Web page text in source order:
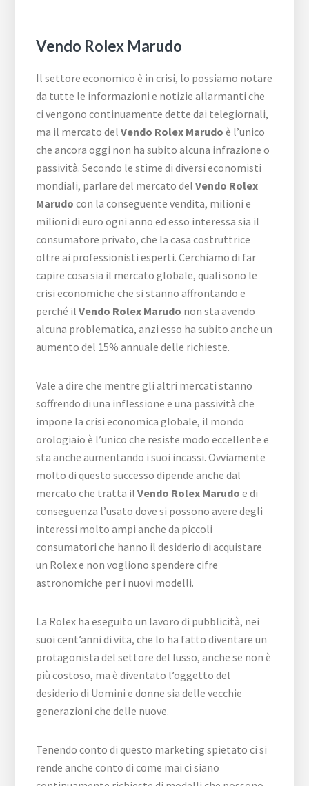
Vendo Rolex Marudo
Il settore economico è in crisi, lo possiamo notare
da tutte le informazioni e notizie allarmanti che
ci vengono continuamente dette dai telegiornali,
ma il mercato delVendo Rolex Marudo è l’unico
che ancora oggi non ha subito alcuna infrazione o
passività. Secondo le stime di diversi economisti
mondiali, parlare del mercato delVendo Rolex
Marudo con la conseguente vendita, milioni e
milioni di euro ogni anno ed esso interessa sia il
consumatore privato, che la casa costruttrice
oltre ai professionisti esperti. Cerchiamo di far
capire cosa sia il mercato globale, quali sono le
crisi economiche che si stanno affrontando e
perché ilVendo Rolex Marudo non sta avendo
alcuna problematica, anzi esso ha subito anche un
aumento del 15% annuale delle richieste.
Vale a dire che mentre gli altri mercati stanno
soffrendo di una inflessione e una passività che
impone la crisi economica globale, il mondo
orologiaio è l’unico che resiste modo eccellente e
sta anche aumentando i suoi incassi. Ovviamente
molto di questo successo dipende anche dal
mercato che tratta ilVendo Rolex Marudo e di
conseguenza l’usato dove si possono avere degli
interessi molto ampi anche da piccoli
consumatori che hanno il desiderio di acquistare
un Rolex e non vogliono spendere cifre
astronomiche per i nuovi modelli.
La Rolex ha eseguito un lavoro di pubblicità, nei
suoi cent’anni di vita, che lo ha fatto diventare un
protagonista del settore del lusso, anche se non è
più costoso, ma è diventato l’oggetto del
desiderio di Uomini e donne sia delle vecchie
generazioni che delle nuove.
Tenendo conto di questo marketing spietato ci si
rende anche conto di come mai ci siano